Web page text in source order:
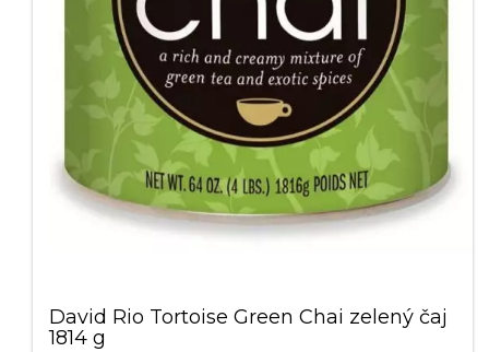
David Rio Tortoise Green Chai zelený čaj
1814 g